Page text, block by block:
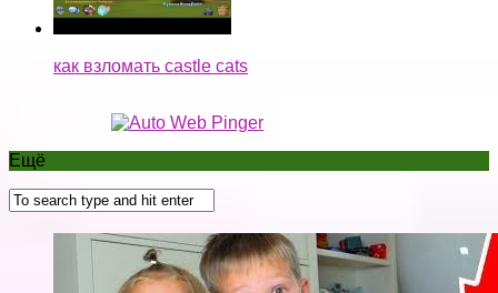
как взломать castle cats
Ещё